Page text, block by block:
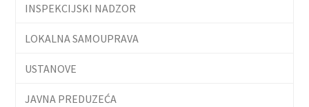
INSPEKCIJSKI NADZOR
LOKALNA SAMOUPRAVA
USTANOVE
JAVNA PREDUZEĆA